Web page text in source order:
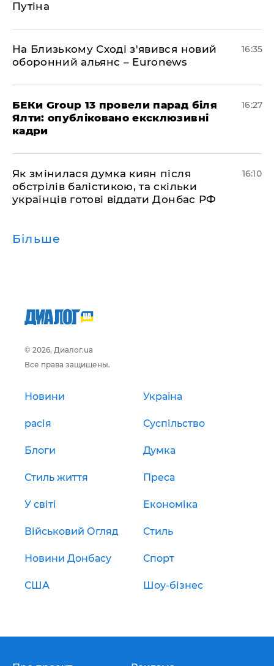
Путіна
На Близькому Сході з'явився новий
оборонний альянс – Euronews
16:35
БЕКи Group 13 провели парад біля
Ялти: опубліковано ексклюзивні
кадри
16:27
Як змінилася думка киян після
обстрілів балістикою, та скільки
українців готові віддати Донбас РФ
16:10
Більше
© 2026, Диалог.ua
Все права защищены.
Новини Україна
расія Суспільство
Блоги Думка
Стиль життя Преса
У світі Економіка
Військовий Огляд Стиль
Новини Донбасу Спорт
США Шоу-бізнес